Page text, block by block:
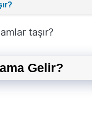
taşır?
Gelir?